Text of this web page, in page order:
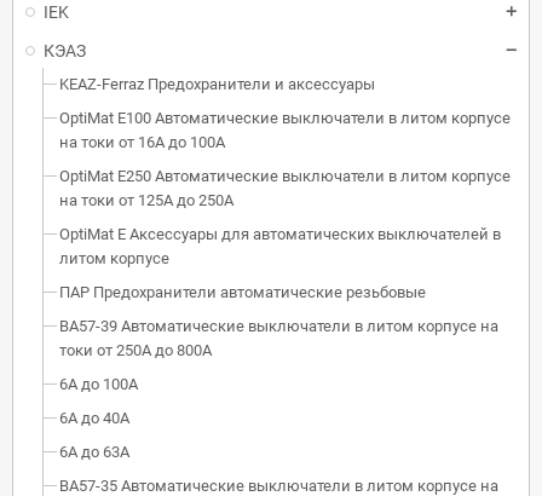
IEK
КЭАЗ
KEAZ-Ferraz Предохранители и аксессуары
OptiMat E100 Автоматические выключатели в литом корпусе
на токи от 16А до 100А
OptiMat E250 Автоматические выключатели в литом корпусе
на токи от 125А до 250А
OptiMat E Аксессуары для автоматических выключателей в
литом корпусе
ПАР Предохранители автоматические резьбовые
ВА57-39 Автоматические выключатели в литом корпусе на
токи от 250А до 800А
6А до 100А
6А до 40А
6А до 63А
ВА57-35 Автоматические выключатели в литом корпусе на